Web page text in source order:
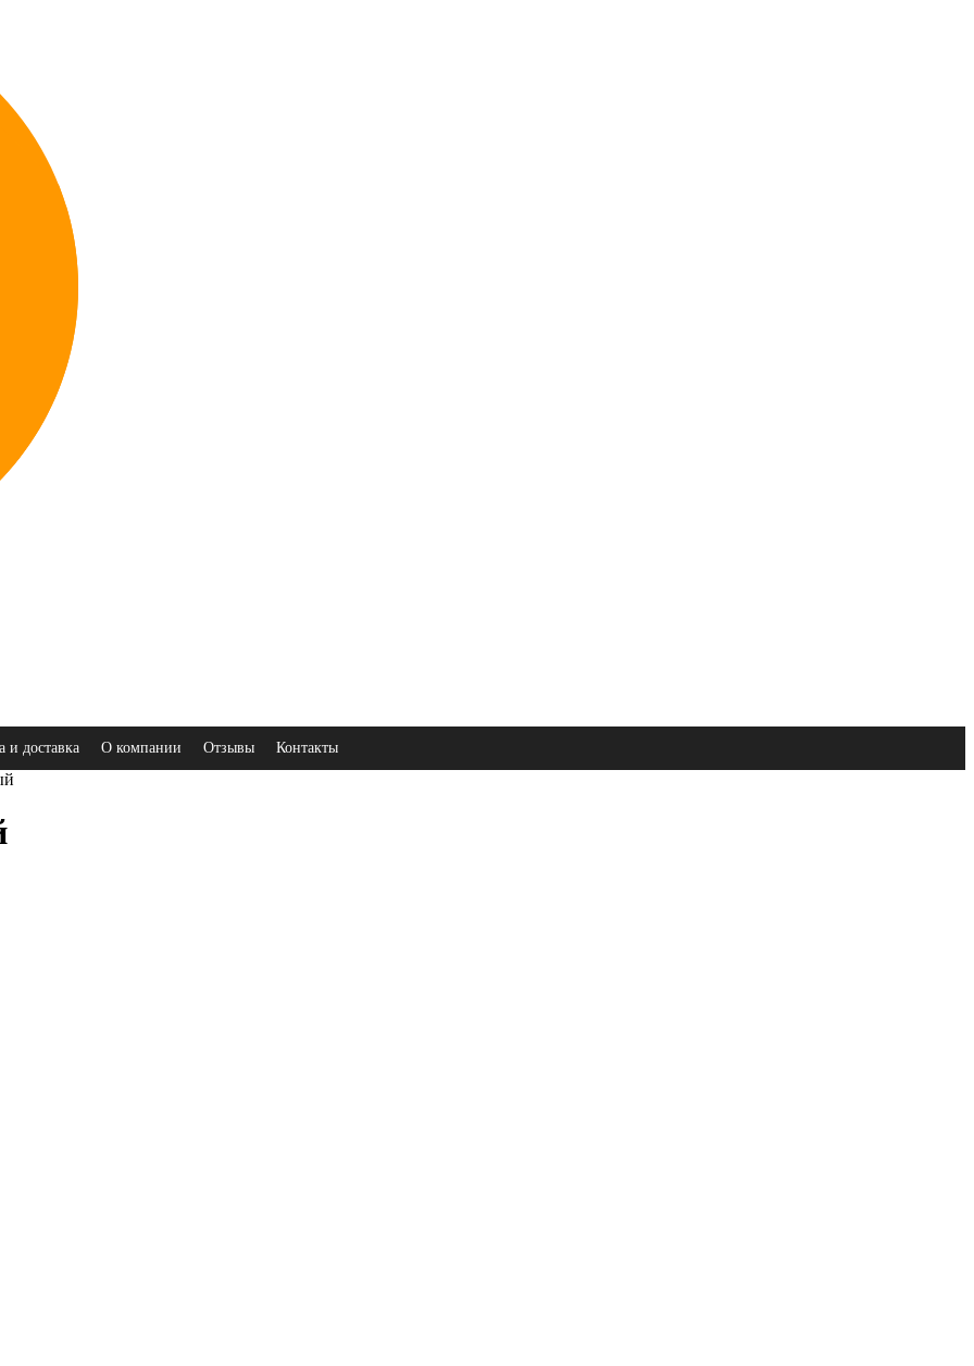
и доставка О компании Отзывы Контакты